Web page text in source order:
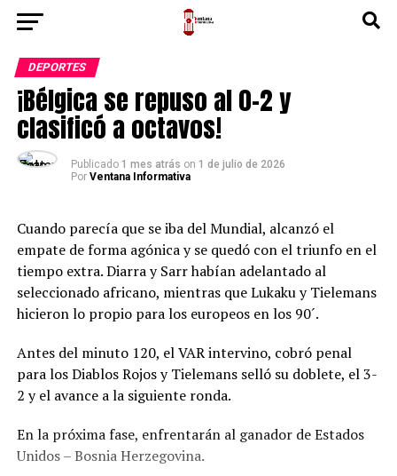
DEPORTES
¡Bélgica se repuso al 0-2 y
clasificó a octavos!
Publicado 1 mes atrás on 1 de julio de 2026
Por Ventana Informativa
Cuando parecía que se iba del Mundial, alcanzó el
empate de forma agónica y se quedó con el triunfo en el
tiempo extra. Diarra y Sarr habían adelantado al
seleccionado africano, mientras que Lukaku y Tielemans
hicieron lo propio para los europeos en los 90´.
Antes del minuto 120, el VAR intervino, cobró penal
para los Diablos Rojos y Tielemans selló su doblete, el 3-
2 y el avance a la siguiente ronda.
En la próxima fase, enfrentarán al ganador de Estados
Unidos – Bosnia Herzegovina.